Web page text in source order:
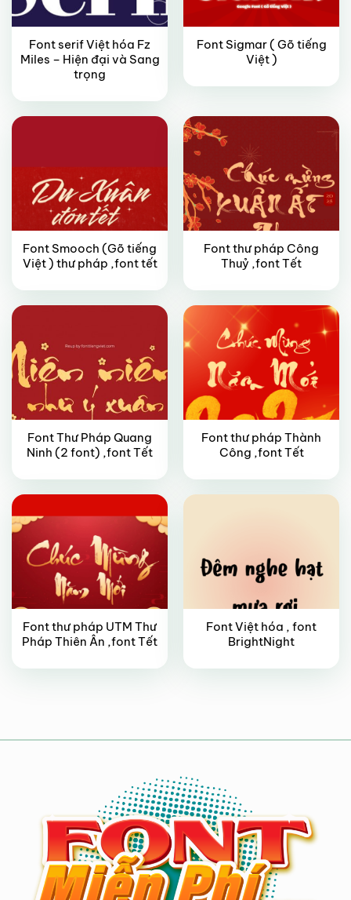
Font serif Việt hóa Fz
Miles – Hiện đại và Sang
trọng
Font Sigmar ( Gõ tiếng
Việt )
FREE
Font Smooch (Gõ tiếng
Việt ) thư pháp ,font tết
Font thư pháp Công
Thuỷ ,font Tết
FREE
Font Thư Pháp Quang
Ninh (2 font) ,font Tết
FREE
Font thư pháp Thành
Công ,font Tết
FREE
Font thư pháp UTM Thư
Pháp Thiên Ân ,font Tết
VIP
Font Việt hóa , font
BrightNight